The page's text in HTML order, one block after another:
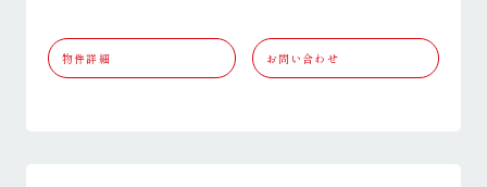
物件詳細 お問い合わせ